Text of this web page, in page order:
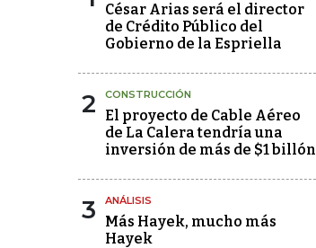
César Arias será el director
de Crédito Público del
Gobierno de la Espriella
2 CONSTRUCCIÓN
El proyecto de Cable Aéreo
de La Calera tendría una
inversión de más de $1 billón
3 ANÁLISIS
Más Hayek, mucho más
Hayek